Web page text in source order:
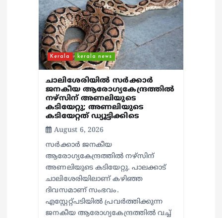
Kerala kerala news
ചാലിശേരിയില്‍ സര്‍ക്കാര്‍
ജനകീയ ആരോഗ്യകേന്ദ്രത്തില്‍
നഴ്സിന് അണലിയുടെ
കടിയേറ്റു; അണലിയുടെ
കടിയേറ്റത് ഡ്യൂട്ടിക്കിടെ
August 6, 2026
സര്‍ക്കാര്‍ ജനകീയ
ആരോഗ്യകേന്ദ്രത്തില്‍ നഴ്സിന്
അണലിയുടെ കടിയേറ്റു. പാലക്കാട്
ചാലിശേരിയിലാണ് കഴിഞ്ഞ
ദിവസമാണ് സംഭവം.
എസ്റ്റേറ്റ്പടിയില്‍ പ്രവര്‍ത്തിക്കുന്ന
ജനകീയ ആരോഗ്യകേന്ദ്രത്തില്‍ വച്ച്